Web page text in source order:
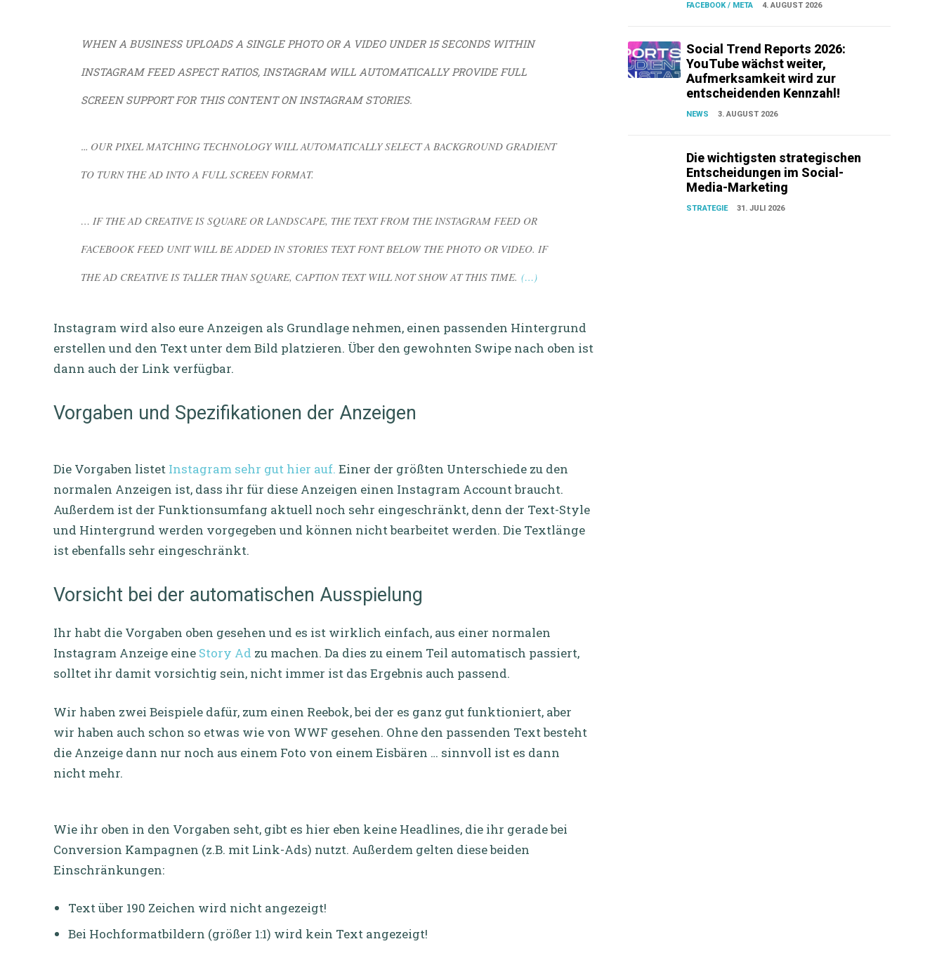
WHEN A BUSINESS UPLOADS A SINGLE PHOTO OR A VIDEO UNDER 15 SECONDS WITHIN
INSTAGRAM FEED ASPECT RATIOS, INSTAGRAM WILL AUTOMATICALLY PROVIDE FULL
SCREEN SUPPORT FOR THIS CONTENT ON INSTAGRAM STORIES.
… OUR PIXEL MATCHING TECHNOLOGY WILL AUTOMATICALLY SELECT A BACKGROUND GRADIENT
TO TURN THE AD INTO A FULL SCREEN FORMAT.
… IF THE AD CREATIVE IS SQUARE OR LANDSCAPE, THE TEXT FROM THE INSTAGRAM FEED OR
FACEBOOK FEED UNIT WILL BE ADDED IN STORIES TEXT FONT BELOW THE PHOTO OR VIDEO. IF
THE AD CREATIVE IS TALLER THAN SQUARE, CAPTION TEXT WILL NOT SHOW AT THIS TIME. (…)
Instagram wird also eure Anzeigen als Grundlage nehmen, einen passenden Hintergrund
erstellen und den Text unter dem Bild platzieren. Über den gewohnten Swipe nach oben ist
dann auch der Link verfügbar.
Vorgaben und Spezifikationen der Anzeigen
Die Vorgaben listet Instagram sehr gut hier auf. Einer der größten Unterschiede zu den
normalen Anzeigen ist, dass ihr für diese Anzeigen einen Instagram Account braucht.
Außerdem ist der Funktionsumfang aktuell noch sehr eingeschränkt, denn der Text-Style
und Hintergrund werden vorgegeben und können nicht bearbeitet werden. Die Textlänge
ist ebenfalls sehr eingeschränkt.
Vorsicht bei der automatischen Ausspielung
Ihr habt die Vorgaben oben gesehen und es ist wirklich einfach, aus einer normalen
Instagram Anzeige eine Story Ad zu machen. Da dies zu einem Teil automatisch passiert,
solltet ihr damit vorsichtig sein, nicht immer ist das Ergebnis auch passend.
Wir haben zwei Beispiele dafür, zum einen Reebok, bei der es ganz gut funktioniert, aber
wir haben auch schon so etwas wie von WWF gesehen. Ohne den passenden Text besteht
die Anzeige dann nur noch aus einem Foto von einem Eisbären … sinnvoll ist es dann
nicht mehr.
Wie ihr oben in den Vorgaben seht, gibt es hier eben keine Headlines, die ihr gerade bei
Conversion Kampagnen (z.B. mit Link-Ads) nutzt. Außerdem gelten diese beiden
Einschränkungen:
Text über 190 Zeichen wird nicht angezeigt!
Bei Hochformatbildern (größer 1:1) wird kein Text angezeigt!
FACEBOOK / META 4. AUGUST 2026
Social Trend Reports 2026:
YouTube wächst weiter,
Aufmerksamkeit wird zur
entscheidenden Kennzahl!
NEWS 3. AUGUST 2026
Die wichtigsten strategischen
Entscheidungen im Social-
Media-Marketing
STRATEGIE 31. JULI 2026